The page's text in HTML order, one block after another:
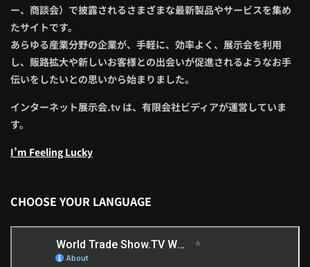
ー、商談会）で披露されるさまざまな最新製品やサービスを集め
たサイトです。
あらゆる産業分野の企業が、手軽に、効率よく、展示会を利用
し、販路拡大や新しいお客様との出会いが促進されるようなお手
伝いをしたいとの思いから始まりました。
インターネット展示会.tv は、有限会社ビディアが運営していま
す。
I’m Feeling Lucky
CHOOSE YOUR LANGUAGE